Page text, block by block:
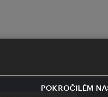
POKROČILÉM